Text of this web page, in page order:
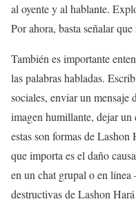
al oyente y al hablante.
Por ahora, basta señalar
También es importante
las palabras habladas.
sociales, enviar un
imagen humillante, dejar
estas son formas de
que importa es el daño
en un chat grupal o en
destructivas de Lashon